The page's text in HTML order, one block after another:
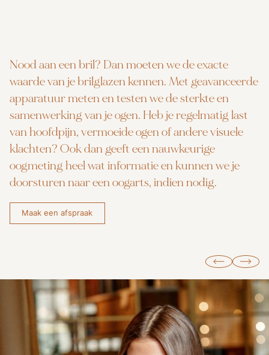
Nood aan een bril? Dan moeten we de exacte
waarde van je brilglazen kennen. Met geavanceerde
apparatuur meten en testen we de sterkte en
samenwerking van je ogen. Heb je regelmatig last
van hoofdpijn, vermoeide ogen of andere visuele
klachten? Ook dan geeft een nauwkeurige
oogmeting heel wat informatie en kunnen we je
doorsturen naar een oogarts, indien nodig.
Maak een afspraak